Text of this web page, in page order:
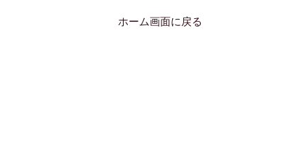
ホーム画面に戻る